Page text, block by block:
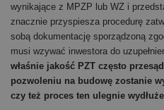
wynikające z MPZP lub WZ i
znacznie przyspiesza procedurę
sobą dokumentację sporządzoną
musi wzywać inwestora do
właśnie jakość PZT często
pozwoleniu na budowę zostanie
czy też proces ten ulegnie